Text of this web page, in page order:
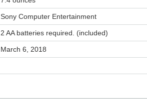
Sony Computer Entertainment
2 AA batteries required. (included)
March 6, 2018